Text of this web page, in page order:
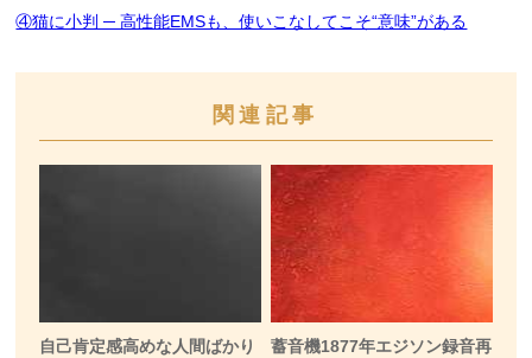
④猫に小判 ─ 高性能EMSも、使いこなしてこそ“意味”がある
関連記事
自己肯定感高めな人間ばかり
蓄音機1877年エジソン録音再